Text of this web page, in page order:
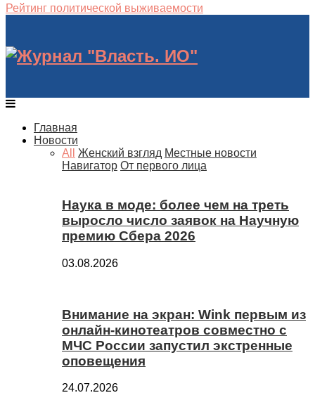
Рейтинг политической выживаемости
Главная
Новости
All
Женский взгляд Местные новости
Навигатор От первого лица
Наука в моде: более чем на треть
выросло число заявок на Научную
премию Сбера 2026
03.08.2026
Внимание на экран: Wink первым из
онлайн-кинотеатров совместно с
МЧС России запустил экстренные
оповещения
24.07.2026